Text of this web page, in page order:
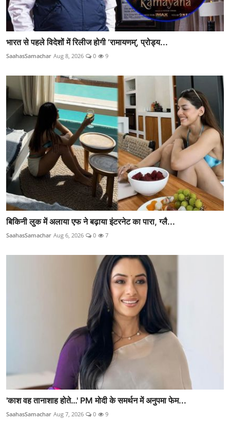
भारत से पहले विदेशों में रिलीज होगी ‘रामायणम्’, प्रोड्य...
SaahasSamachar Aug 8, 2026 0 9
बिकिनी लुक में अलाया एफ ने बढ़ाया इंटरनेट का पारा, ग्लै...
SaahasSamachar Aug 6, 2026 0 7
'काश वह तानाशाह होते…' PM मोदी के समर्थन में अनुपमा फेम...
SaahasSamachar Aug 7, 2026 0 9